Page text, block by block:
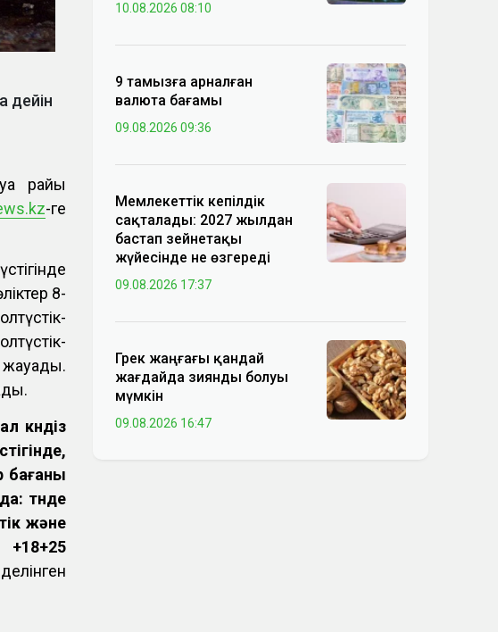
дейін
райы
-ге
8-
күндіз
бағаны
түнде
және
+18+25
10.08.2026 08:10
9 тамызға арналған
валюта бағамы
09.08.2026 09:36
Мемлекеттік кепілдік
сақталады: 2027 жылдан
бастап зейнетақы
жүйесінде не өзгереді
09.08.2026 17:37
Грек жаңғағы қандай
жағдайда зиянды болуы
мүмкін
09.08.2026 16:47